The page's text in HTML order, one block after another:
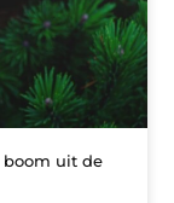
boom uit de